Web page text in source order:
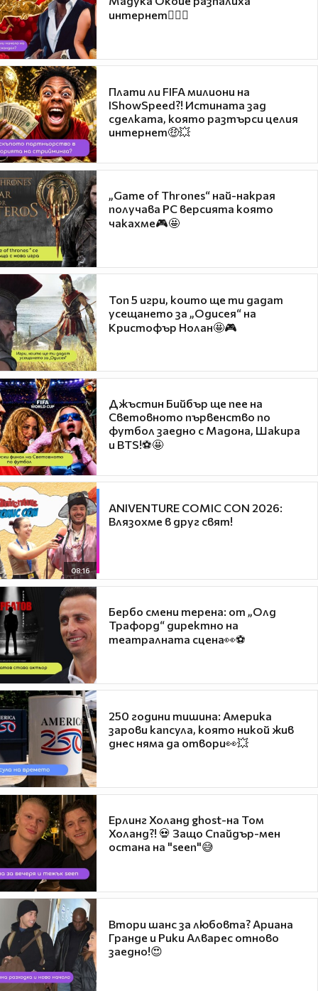
интернет❤️‍🔥🔥
Плати ли FIFA милиони на
IShowSpeed?! Истината зад
сделката, която разтърси целия
интернет🤑💥
„Game of Thrones“ най-накрая
получава PC версията която
чакахме🎮🤩
Топ 5 игри, които ще ти дадат
усещането за „Одисея“ на
Кристофър Нолан🤩🎮
Джъстин Бийбър ще пее на
Световното първенство по
футбол заедно с Мадона, Шакира
и BTS!⚽🤩
08:16
ANIVENTURE COMIC CON 2026:
Влязохме в друг свят!
Бербо смени терена: от „Олд
Трафорд“ директно на
театралната сцена👀⚽
250 години тишина: Америка
зарови капсула, която никой жив
днес няма да отвори👀💥
Ерлинг Холанд ghost-на Том
Холанд?! 💀 Защо Спайдър-мен
остана на "seen"😅
Втори шанс за любовта? Ариана
Гранде и Рики Алварес отново
заедно!😍